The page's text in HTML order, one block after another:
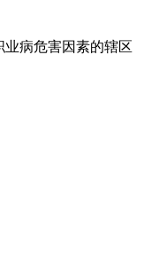
病危害因素的辖区